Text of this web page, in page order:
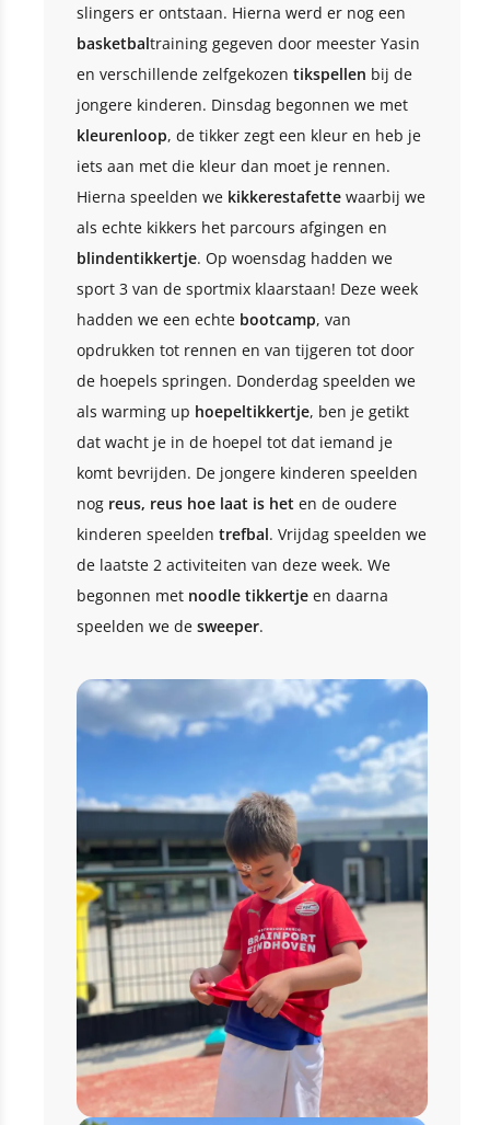
slingers er ontstaan. Hierna werd er nog een
basketbaltraining gegeven door meester Yasin
en verschillende zelfgekozen tikspellen bij de
jongere kinderen. Dinsdag begonnen we met
kleurenloop, de tikker zegt een kleur en heb je
iets aan met die kleur dan moet je rennen.
Hierna speelden we kikkerestafette waarbij we
als echte kikkers het parcours afgingen en
blindentikkertje. Op woensdag hadden we
sport 3 van de sportmix klaarstaan! Deze week
hadden we een echte bootcamp, van
opdrukken tot rennen en van tijgeren tot door
de hoepels springen. Donderdag speelden we
als warming up hoepeltikkertje, ben je getikt
dat wacht je in de hoepel tot dat iemand je
komt bevrijden. De jongere kinderen speelden
nog reus, reus hoe laat is het en de oudere
kinderen speelden trefbal. Vrijdag speelden we
de laatste 2 activiteiten van deze week. We
begonnen met noodle tikkertje en daarna
speelden we de sweeper.